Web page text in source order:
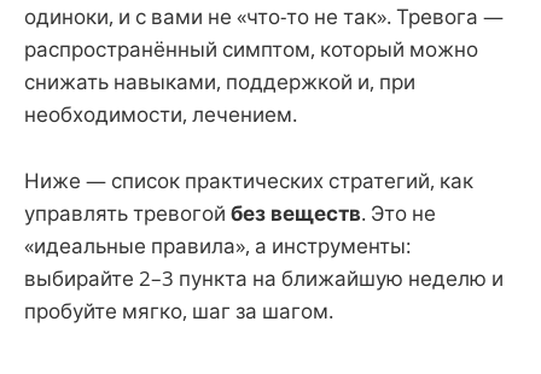
одиноки, и с вами не «что-то не так». Тревога —
распространённый симптом, который можно
снижать навыками, поддержкой и, при
необходимости, лечением.
Ниже — список практических стратегий, как
управлять тревогой без веществ. Это не
«идеальные правила», а инструменты:
выбирайте 2–3 пункта на ближайшую неделю и
пробуйте мягко, шаг за шагом.